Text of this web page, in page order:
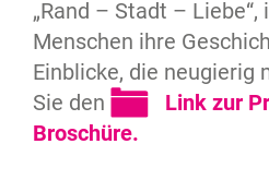
„Rand – Stadt –
Menschen ihre
Einblicke, die neugierig
Sie den
Link zur
Broschüre.